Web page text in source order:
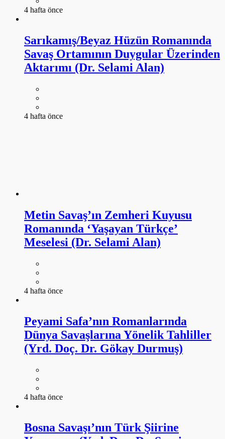
4 hafta önce
Sarıkamış/Beyaz Hüzün Romanında
Savaş Ortamının Duygular Üzerinden
Aktarımı (Dr. Selami Alan)
4 hafta önce
Metin Savaş’ın Zemheri Kuyusu
Romanında ‘Yaşayan Türkçe’
Meselesi (Dr. Selami Alan)
4 hafta önce
Peyami Safa’nın Romanlarında
Dünya Savaşlarına Yönelik Tahliller
(Yrd. Doç. Dr. Gökay Durmuş)
4 hafta önce
Bosna Savaşı’nın Türk Şiirine